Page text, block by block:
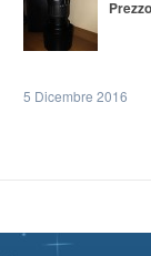
5 Dicembre 2016